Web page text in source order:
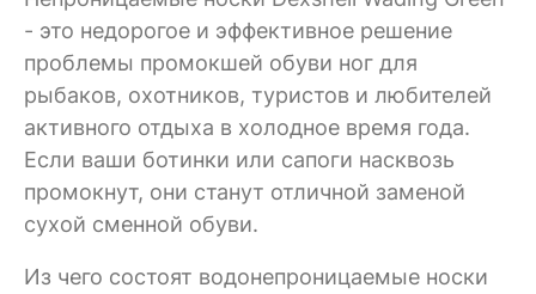
- это недорогое и эффективное решение
проблемы промокшей обуви ног для
рыбаков, охотников, туристов и любителей
активного отдыха в холодное время года.
Если ваши ботинки или сапоги насквозь
промокнут, они станут отличной заменой
сухой сменной обуви.
Из чего состоят водонепроницаемые носки